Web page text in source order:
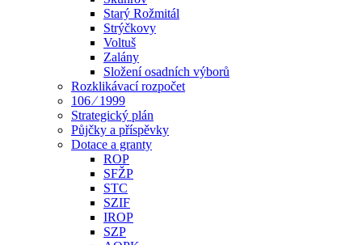
Starý Rožmitál
Strýčkovy
Voltuš
Zalány
Složení osadních výborů
Rozklikávací rozpočet
106 ⁄ 1999
Strategický plán
Půjčky a příspěvky
Dotace a granty
ROP
SFŽP
STC
SZIF
IROP
SZP